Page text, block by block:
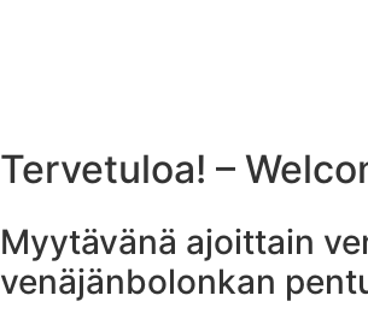
Tervetuloa! –
Myytävänä ajoittain
venäjänbolonkan